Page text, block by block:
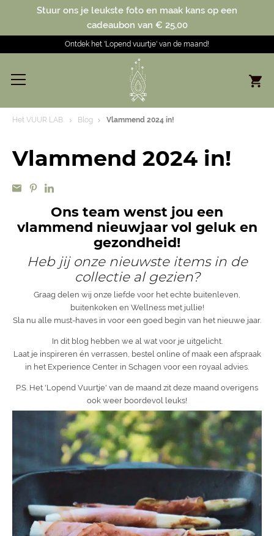
Stuur ons je leukste foto en maak kans op een
cadeaubon van € 25,00
Ontdek het 'Lopend vuurtje' van de maand!
Het VUUR LAB. Blog Vlammend 2024 in!
Vlammend 2024 in!
Ons team wenst jou een
vlammend nieuwjaar vol geluk en
gezondheid!
Heb jij onze nieuwste items in de
collectie al gezien?
Graag delen wij onze liefde voor het echte buitenleven,
buitenkoken en Wellness met jullie!
Sla nu alle must-haves in voor een goed begin van het nieuwe jaar.
In dit blog hebben we al wat voor je uitgelicht.
Laat je inspireren én verrassen, bestel online of maak een afspraak
in het Experience Center in Schagen voor een royaal advies.
P.S. Het 'Lopend Vuurtje' van de maand zit deze maand overigens
ook weer boordevol leuks!